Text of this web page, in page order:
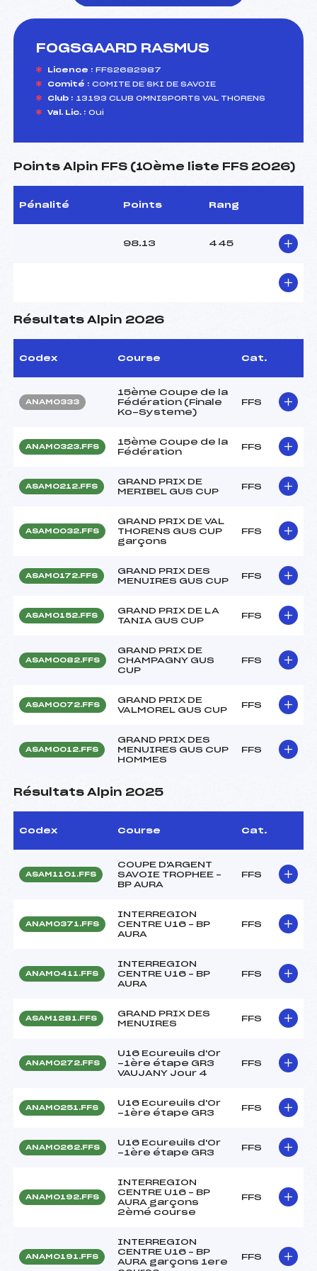
FOGSGAARD RASMUS
Licence : FFS2682987
Comité : COMITE DE SKI DE SAVOIE
Club : 13193 CLUB OMNISPORTS VAL THORENS
Val. Lic. : Oui
Points Alpin FFS (10ème liste FFS 2026)
Pénalité Points Rang
98.13 445
Résultats Alpin 2026
Codex Course Cat.
ANAM0333
15ème Coupe de la
Fédération (Finale
Ko-Systeme)
FFS
ANAM0323.FFS
15ème Coupe de la
Fédération
FFS
ASAM0212.FFS
GRAND PRIX DE
MERIBEL GUS CUP
FFS
ASAM0032.FFS
GRAND PRIX DE VAL
THORENS GUS CUP
garçons
FFS
ASAM0172.FFS
GRAND PRIX DES
MENUIRES GUS CUP
FFS
ASAM0152.FFS
GRAND PRIX DE LA
TANIA GUS CUP
FFS
ASAM0082.FFS
GRAND PRIX DE
CHAMPAGNY GUS
CUP
FFS
ASAM0072.FFS
GRAND PRIX DE
VALMOREL GUS CUP
FFS
ASAM0012.FFS
GRAND PRIX DES
MENUIRES GUS CUP
HOMMES
FFS
Résultats Alpin 2025
Codex Course Cat.
ASAM1101.FFS
COUPE D'ARGENT
SAVOIE TROPHEE –
BP AURA
FFS
ANAM0371.FFS
INTERREGION
CENTRE U16 – BP
AURA
FFS
ANAM0411.FFS
INTERREGION
CENTRE U16 – BP
AURA
FFS
ASAM1281.FFS
GRAND PRIX DES
MENUIRES
FFS
ANAM0272.FFS
U16 Ecureuils d'Or
-1ère étape GR3
VAUJANY Jour 4
FFS
ANAM0251.FFS
U16 Ecureuils d'Or
-1ère étape GR3
FFS
ANAM0262.FFS
U16 Ecureuils d'Or
-1ère étape GR3
FFS
ANAM0192.FFS
INTERREGION
CENTRE U16 – BP
AURA garçons
2èmé course
FFS
ANAM0191.FFS
INTERREGION
CENTRE U16 – BP
AURA garçons 1ere
FFS